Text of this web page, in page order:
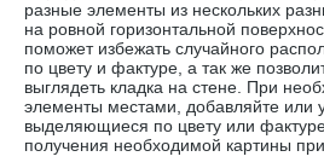
разные элементы из нескольких
на ровной горизонтальной
поможет избежать случайного
по цвету и фактуре, а так же
выглядеть кладка на стене. При
элементы местами, добавляйте или
выделяющиеся по цвету или
получения необходимой картины